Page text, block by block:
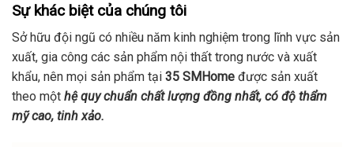
Sự khác biệt của chúng tôi
Sở hữu đội ngũ có nhiều năm kinh nghiệm trong lĩnh vực sản
xuất, gia công các sản phẩm nội thất trong nước và xuất
khẩu, nên mọi sản phẩm tại 35 SMHome được sản xuất
theo một hệ quy chuẩn chất lượng đồng nhất, có độ thẩm
mỹ cao, tinh xảo.